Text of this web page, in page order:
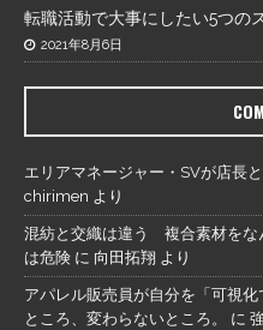
転職活動で大事にしたい5つの
2021年8月6日
エリアマネージャー・SVが店長
chirimen より
混紡と交織は違う 複合素材をな
は危険 に 向田拓翔 より
アパレル販売員が自分を「可視
ところ、変わらないところ。
に